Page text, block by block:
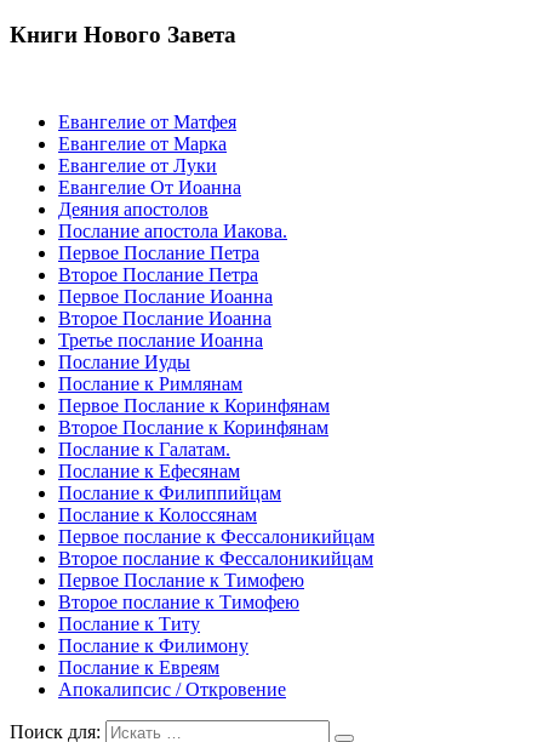
Книги Нового Завета
Евангелие от Матфея
Евангелие от Марка
Евангелие от Луки
Евангелие От Иоанна
Деяния апостолов
Послание апостола Иакова.
Первое Послание Петра
Второе Послание Петра
Первое Послание Иоанна
Второе Послание Иоанна
Третье послание Иоанна
Послание Иуды
Послание к Римлянам
Первое Послание к Коринфянам
Второе Послание к Коринфянам
Послание к Галатам.
Послание к Ефесянам
Послание к Филиппийцам
Послание к Колоссянам
Первое послание к Фессалоникийцам
Второе послание к Фессалоникийцам
Первое Послание к Тимофею
Второе послание к Тимофею
Послание к Титу
Послание к Филимону
Послание к Евреям
Апокалипсис / Откровение
Поиск для: